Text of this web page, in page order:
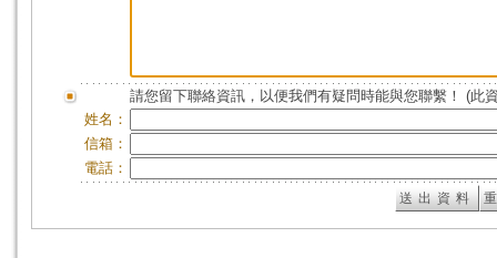
請您留下聯絡資訊，以便我們有疑問時能與您聯繫！ (此
姓名：
信箱：
電話：